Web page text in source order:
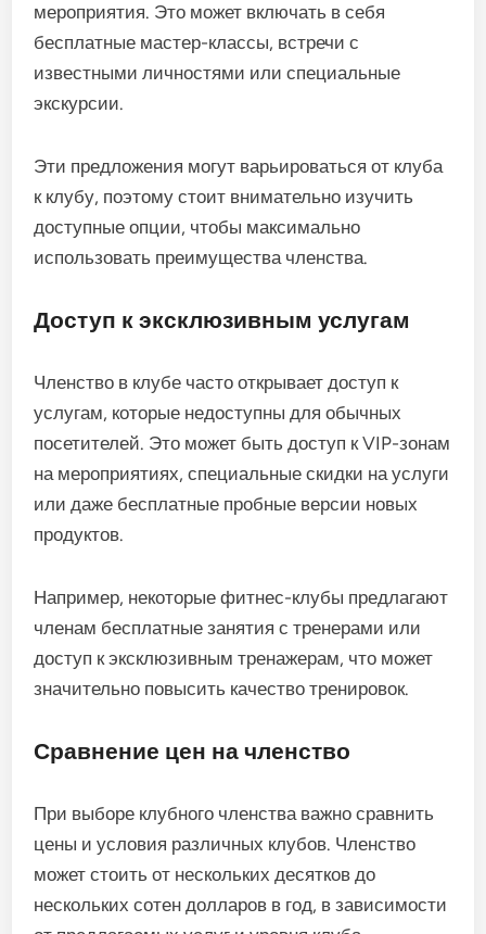
мероприятия. Это может включать в себя
бесплатные мастер-классы, встречи с
известными личностями или специальные
экскурсии.
Эти предложения могут варьироваться от клуба
к клубу, поэтому стоит внимательно изучить
доступные опции, чтобы максимально
использовать преимущества членства.
Доступ к эксклюзивным услугам
Членство в клубе часто открывает доступ к
услугам, которые недоступны для обычных
посетителей. Это может быть доступ к VIP-зонам
на мероприятиях, специальные скидки на услуги
или даже бесплатные пробные версии новых
продуктов.
Например, некоторые фитнес-клубы предлагают
членам бесплатные занятия с тренерами или
доступ к эксклюзивным тренажерам, что может
значительно повысить качество тренировок.
Сравнение цен на членство
При выборе клубного членства важно сравнить
цены и условия различных клубов. Членство
может стоить от нескольких десятков до
нескольких сотен долларов в год, в зависимости